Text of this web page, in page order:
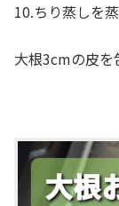
10.ちり蒸しを
大根3cmの皮を